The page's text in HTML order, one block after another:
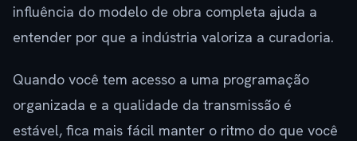
influência do modelo de obra completa ajuda a
entender por que a indústria valoriza a curadoria.
Quando você tem acesso a uma programação
organizada e a qualidade da transmissão é
estável, fica mais fácil manter o ritmo do que você